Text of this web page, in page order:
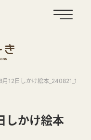
月12日しかけ絵本_240821_1
しかけ絵本